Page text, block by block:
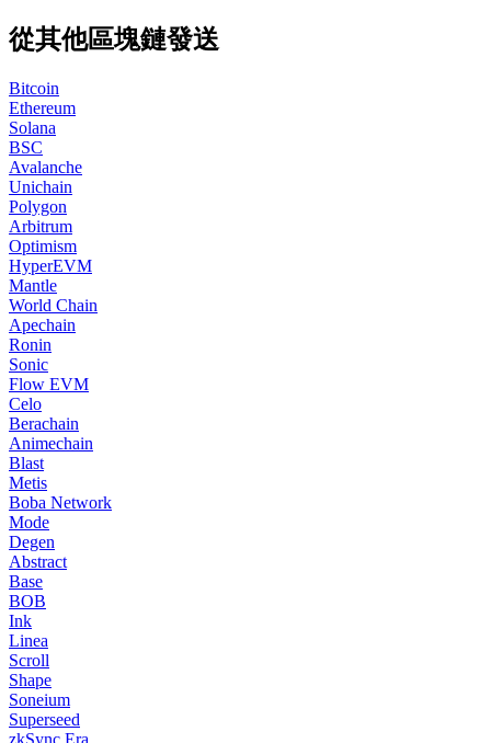
從其他區塊鏈發送
Bitcoin
Ethereum
Solana
BSC
Avalanche
Unichain
Polygon
Arbitrum
Optimism
HyperEVM
Mantle
World Chain
Apechain
Ronin
Sonic
Flow EVM
Celo
Berachain
Animechain
Blast
Metis
Boba Network
Mode
Degen
Abstract
Base
BOB
Ink
Linea
Scroll
Shape
Soneium
Superseed
zkSync Era